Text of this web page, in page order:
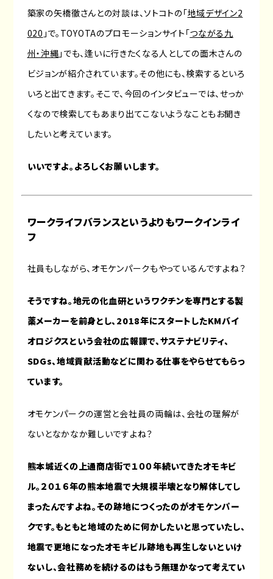
築家の矢橋徹さんとの対談は、ソトコトの「地域デザイン2
020 」で。TOYOTAのプロモーションサイト「つながる九
州・沖縄 」でも、逢いに行きたくなる人としての面木さんの
ビジョンが紹介されています。その他にも、検索するといろ
いろと出てきます。そこで、今回のインタビューでは、せっか
くなので検索してもあまり出てこないようなこともお聞き
したいと考えています。
いいですよ。よろしくお願いします。
ワークライフバランスというよりもワークインライ
フ
社員もしながら、オモケンパークもやっているんですよね？
そうですね。地元の化血研というワクチンを専門とする製
薬メーカーを前身とし、2018年にスタートしたKMバイ
オロジクスという会社の広報課で、サステナビリティ、
SDGs、地域貢献活動などに関わる仕事をやらせてもらっ
ています。
オモケンパークの運営と会社員の両輪は、会社の理解が
ないとなかなか難しいですよね？
熊本城近くの上通商店街で１００年続いてきたオモキビ
ル。２０１６年の熊本地震で大規模半壊となり解体してし
まったんですよね。その跡地につくったのがオモケンパー
クです。もともと地域のために何かしたいと思っていたし、
地震で更地になったオモキビル跡地も再生しないといけ
ないし、会社務めを続けるのはもう無理かなって考えてい